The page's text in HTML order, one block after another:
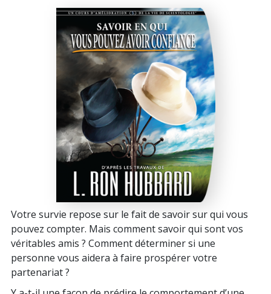
Votre survie repose sur le fait de savoir sur qui vous
pouvez compter. Mais comment savoir qui sont vos
véritables amis ? Comment déterminer si une
personne vous aidera à faire prospérer votre
partenariat ?